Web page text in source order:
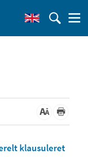
klausuleret